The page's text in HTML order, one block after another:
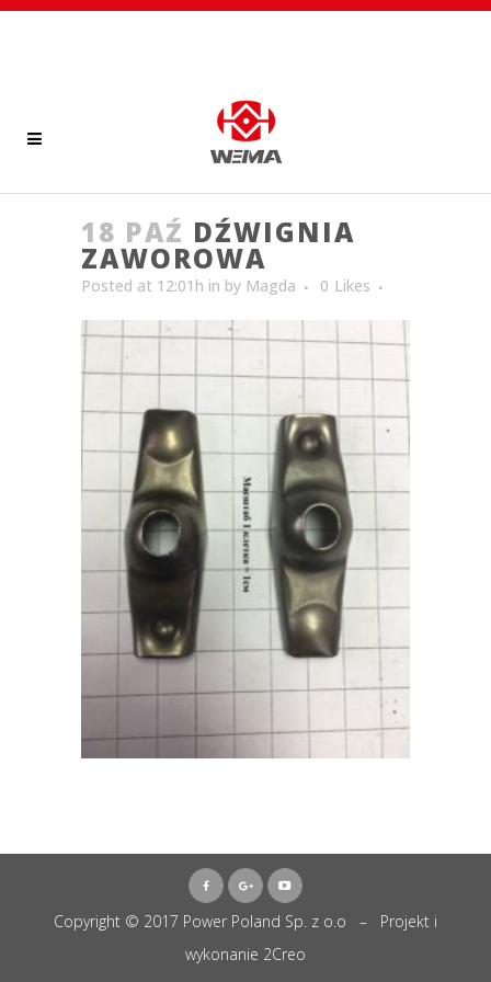
18 PAŹ DŹWIGNIA
ZAWOROWA
Posted at 12:01h in by Magda 0 Likes
Copyright © 2017 Power Poland Sp. z o.o – Projekt i
wykonanie 2Creo